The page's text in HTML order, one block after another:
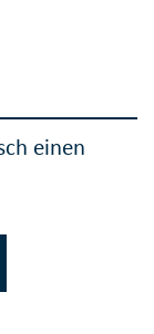
einen